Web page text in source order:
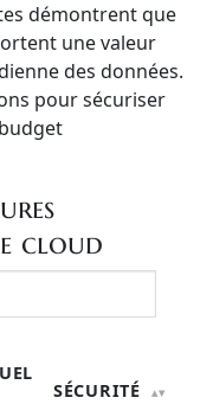
démontrent que
une valeur
des données.
pour sécuriser
cloud
SÉCURITÉ